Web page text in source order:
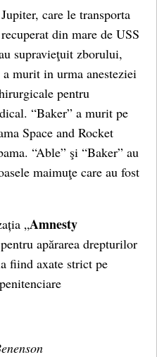
care le transporta
din mare de USS
supravieţuit zborului,
murit in urma anesteziei
pentru
“Baker” a murit pe
Space and Rocket
“Able” şi “Baker” au
maimuţe care au fost
„Amnesty
apărarea drepturilor
fiind axate strict pe